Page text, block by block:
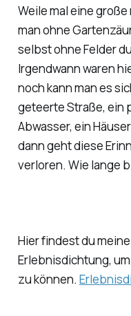
Weile mal eine
man ohne
selbst ohne Felder
Irgendwann waren
noch kann man es
geteerte Straße, ein
Abwasser, ein
dann geht diese
verloren. Wie lange
Hier findest du
Erlebnisdichtung,
zu können.